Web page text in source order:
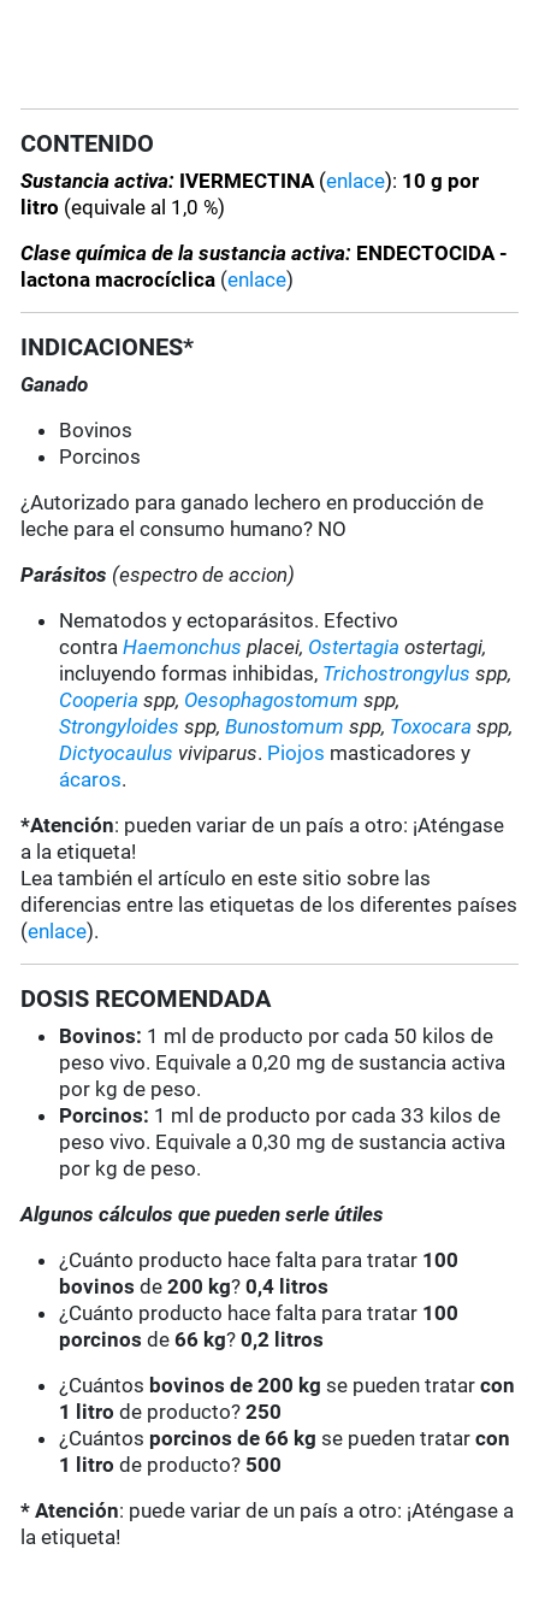
CONTENIDO
Sustancia activa: IVERMECTINA(enlace): 10 g por
litro (equivale al 1,0 %)
Clase química de la sustancia activa: ENDECTOCIDA -
lactona macrocíclica (enlace)
INDICACIONES*
Ganado
Bovinos
Porcinos
¿Autorizado para ganado lechero en producción de
leche para el consumo humano? NO
Parásitos (espectro de accion)
Nematodos y ectoparásitos. Efectivo
contraHaemonchusplacei, Ostertagia ostertagi,
incluyendo formas inhibidas, Trichostrongylus spp,
Cooperia spp, Oesophagostomum spp,
Strongyloides spp,Bunostomum spp, Toxocara spp,
Dictyocaulus viviparus. Piojos masticadores y
ácaros.
*Atención: pueden variar de un país a otro: ¡Aténgase
a la etiqueta!
Lea también el artículo en este sitio sobre las
diferencias entre las etiquetas de los diferentes países
(enlace).
DOSIS RECOMENDADA
Bovinos: 1 ml de producto por cada 50 kilos de
peso vivo. Equivale a 0,20 mg de sustancia activa
por kg de peso.
Porcinos: 1 ml de producto por cada 33 kilos de
peso vivo. Equivale a 0,30 mg de sustancia activa
por kg de peso.
Algunos cálculos que pueden serle útiles
¿Cuánto producto hace falta para tratar 100
bovinosde200 kg?0,4 litros
¿Cuánto producto hace falta para tratar 100
porcinosde66 kg?0,2 litros
¿Cuántos bovinos de 200 kg se pueden tratarcon
1 litro de producto?250
¿Cuántos porcinos de 66 kg se pueden tratarcon
1 litro de producto? 500
* Atención: puede variar de un país a otro: ¡Aténgase a
la etiqueta!